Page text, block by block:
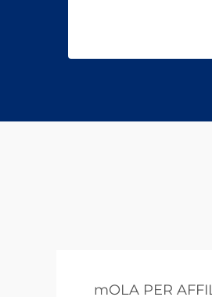
mOLA PER